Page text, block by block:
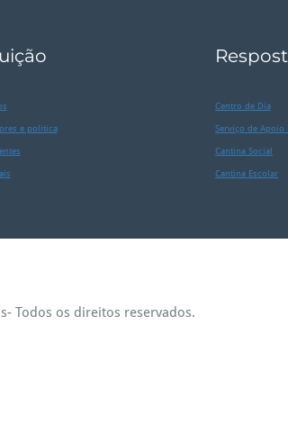
e politica
Centro de Dia
Serviço de
Cantina Social
Cantina Escolar
Todos os direitos reservados.